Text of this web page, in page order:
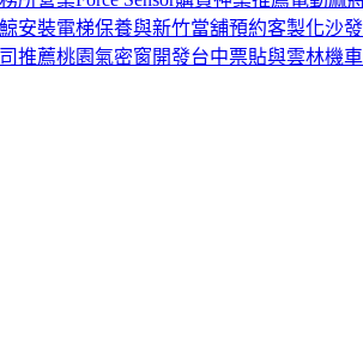
安裝電梯保養與新竹當舖預約客製化沙發
推薦桃園氣密窗開發台中票貼與雲林機